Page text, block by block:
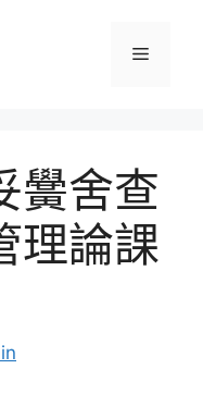
選
黌舍查
理論課